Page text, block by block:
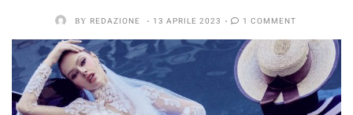
BY REDAZIONE 13 APRILE 2023 1 COMMENT